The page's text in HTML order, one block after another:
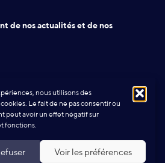
nous utilisons des
Le fait de ne pas consentir ou
peut avoir un effet négatif sur
fonctions.
Voir les préférences
de nos actualités et de nos